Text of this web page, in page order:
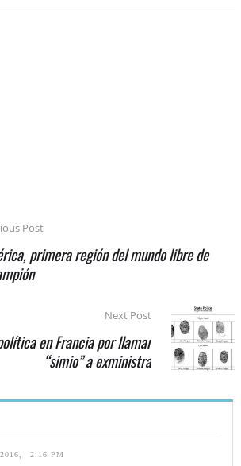
, 2:16 PM
Post
primera región del mundo libre de
Next Post
en Francia por llamar
“simio” a exministra